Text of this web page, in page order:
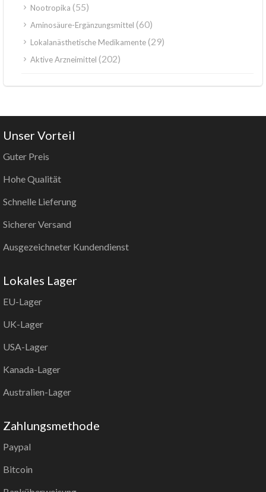
Nootropika (55)
Aminosäure-Ergänzungsmittel (60)
Lokalanästhetische Medikamente(29)
Aktive Arzneimittel (202)
Unser Vorteil
Guter Preis
Hohe Qualität
Schnelle Lieferung
Sicherer Versand
Ausgezeichneter Kundendienst
Lokales Lager
EU-Lager
UK-Lager
USA-Lager
Kanada-Lager
Australien-Lager
Zahlungsmethode
Paypal
Bitcoin